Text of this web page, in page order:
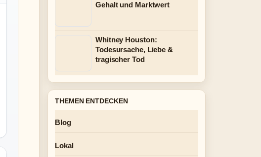
Gehalt und Marktwert
Whitney Houston:
Todesursache, Liebe &
tragischer Tod
THEMEN ENTDECKEN
Blog
Lokal